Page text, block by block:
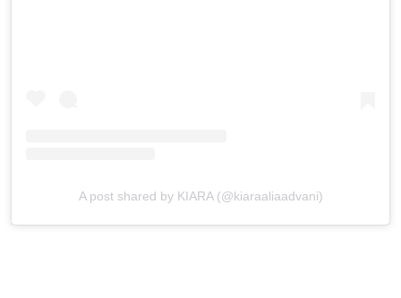
A post shared by KIARA (@kiaraaliaadvani)